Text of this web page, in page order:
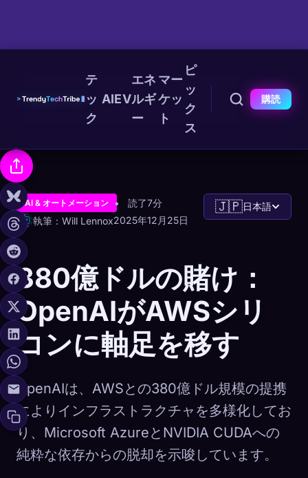
テ
ッ
ク
AIEV
エネ
ルギ
ー
マー
ケッ
ト
ピ
ッ
ク
ス
購読
AI & オートメーション
読了7分
執筆：Will Lennox2025年12月25日
🇯🇵日本語
380億ドルの賭け：
OpenAIがAWSシリ
コンに軸足を移す
OpenAIは、AWSとの380億ドル規模の提携
によりインフラストラクチャを多様化してお
り、Microsoft AzureとNVIDIA CUDAへの
純粋な依存からの脱却を示唆しています。